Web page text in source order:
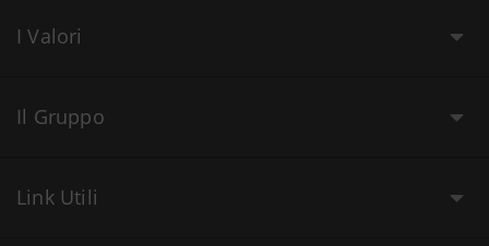
I Valori
Il Gruppo
Link Utili